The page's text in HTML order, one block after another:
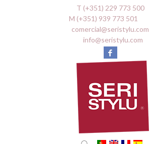
T (+351) 229 773 500
M (+351) 939 773 501
comercial@seristylu.com
info@seristylu.com